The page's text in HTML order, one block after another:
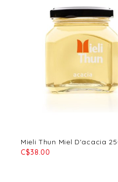
Mieli Thun Miel D'acacia
C$38.00